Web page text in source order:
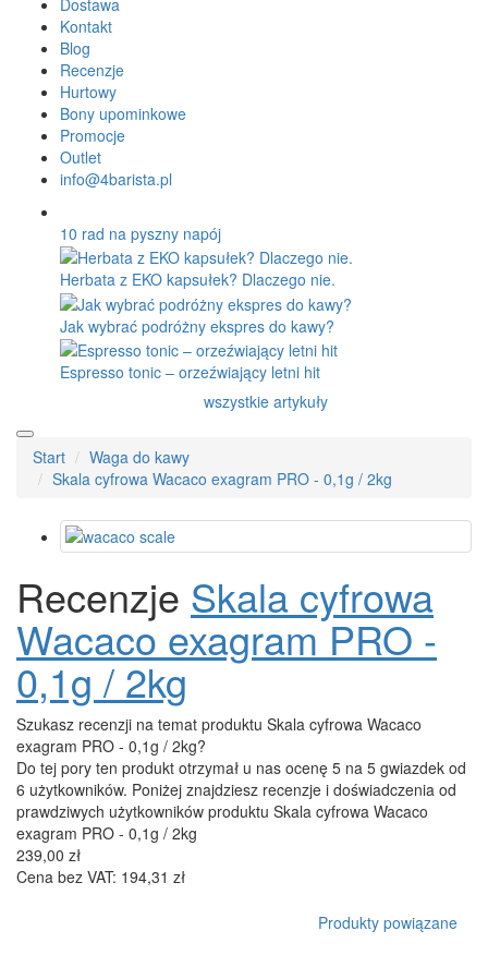
Kontakt
Blog
Recenzje
Hurtowy
Bony upominkowe
Promocje
Outlet
info@4barista.pl
10 rad na pyszny napój
Herbata z EKO kapsułek? Dlaczego nie.
Jak wybrać podróżny ekspres do kawy?
Espresso tonic – orzeźwiający letni hit
wszystkie artykuły
Start
Waga do kawy
Skala cyfrowa Wacaco exagram PRO - 0,1g / 2kg
Recenzje Skala cyfrowa
Wacaco exagram PRO -
0,1g / 2kg
Szukasz recenzji na temat produktu Skala cyfrowa Wacaco
exagram PRO - 0,1g / 2kg?
Do tej pory ten produkt otrzymał u nas ocenę 5 na 5 gwiazdek od
6 użytkowników. Poniżej znajdziesz recenzje i doświadczenia od
prawdziwych użytkowników produktu Skala cyfrowa Wacaco
exagram PRO - 0,1g / 2kg
239,00 zł
Cena bez VAT: 194,31 zł
Produkty powiązane